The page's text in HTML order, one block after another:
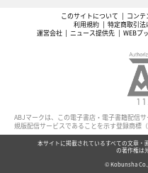
このサイトについて コンテ
利用規約
特定商取引法
運営会社
ニュース提供先 WEBプ
ABJマークは、この電子書店・電子書籍配信
規版配信サービスであることを示す登録商標
本サイトに掲載されているすべての文章・
の著作権は
© Kobunsha